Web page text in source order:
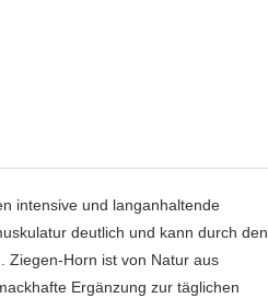
intensive und langanhaltende
deutlich und kann durch den
Ziegen‑Horn ist von Natur aus
Ergänzung zur täglichen